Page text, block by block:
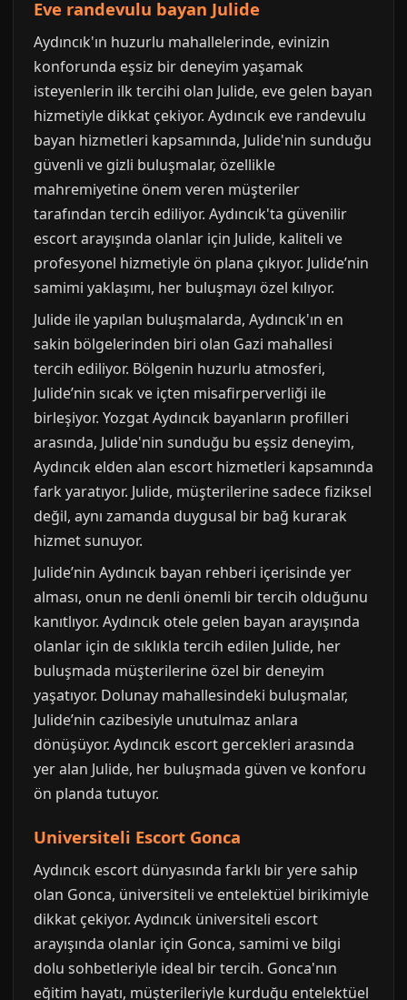
Eve randevulu bayan Julide
Aydıncık'ın huzurlu mahallelerinde, evinizin
konforunda eşsiz bir deneyim yaşamak
isteyenlerin ilk tercihi olan Julide, eve gelen bayan
hizmetiyle dikkat çekiyor. Aydıncık eve randevulu
bayan hizmetleri kapsamında, Julide'nin sunduğu
güvenli ve gizli buluşmalar, özellikle
mahremiyetine önem veren müşteriler
tarafından tercih ediliyor. Aydıncık'ta güvenilir
escort arayışında olanlar için Julide, kaliteli ve
profesyonel hizmetiyle ön plana çıkıyor. Julide’nin
samimi yaklaşımı, her buluşmayı özel kılıyor.
Julide ile yapılan buluşmalarda, Aydıncık'ın en
sakin bölgelerinden biri olan Gazi mahallesi
tercih ediliyor. Bölgenin huzurlu atmosferi,
Julide’nin sıcak ve içten misafirperverliği ile
birleşiyor. Yozgat Aydıncık bayanların profilleri
arasında, Julide'nin sunduğu bu eşsiz deneyim,
Aydıncık elden alan escort hizmetleri kapsamında
fark yaratıyor. Julide, müşterilerine sadece fiziksel
değil, aynı zamanda duygusal bir bağ kurarak
hizmet sunuyor.
Julide’nin Aydıncık bayan rehberi içerisinde yer
alması, onun ne denli önemli bir tercih olduğunu
kanıtlıyor. Aydıncık otele gelen bayan arayışında
olanlar için de sıklıkla tercih edilen Julide, her
buluşmada müşterilerine özel bir deneyim
yaşatıyor. Dolunay mahallesindeki buluşmalar,
Julide’nin cazibesiyle unutulmaz anlara
dönüşüyor. Aydıncık escort gercekleri arasında
yer alan Julide, her buluşmada güven ve konforu
ön planda tutuyor.
Universiteli Escort Gonca
Aydıncık escort dünyasında farklı bir yere sahip
olan Gonca, üniversiteli ve entelektüel birikimiyle
dikkat çekiyor. Aydıncık üniversiteli escort
arayışında olanlar için Gonca, samimi ve bilgi
dolu sohbetleriyle ideal bir tercih. Gonca'nın
eğitim hayatı, müşterileriyle kurduğu entelektüel